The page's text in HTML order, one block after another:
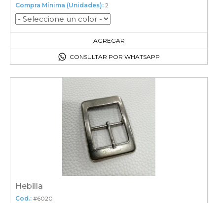
Compra Mínima (Unidades): 2
AGREGAR
2en el carrito
CONSULTAR POR WHATSAPP
Hebilla
Cod.: #6020